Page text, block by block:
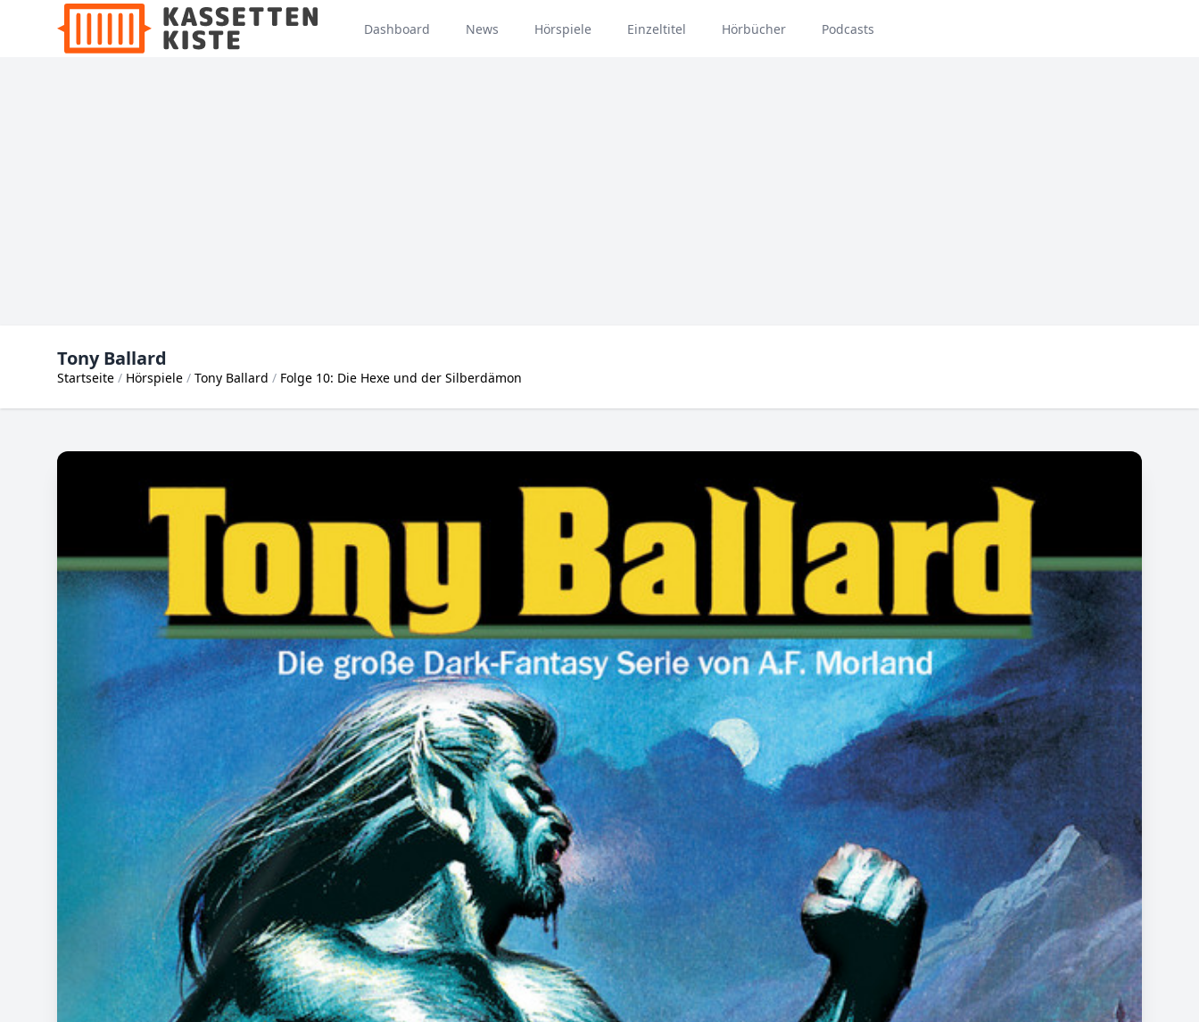
Dashboard News Hörspiele Einzeltitel Hörbücher Podcasts
Tony Ballard
Startseite Hörspiele Tony Ballard Folge 10: Die Hexe und der Silberdämon